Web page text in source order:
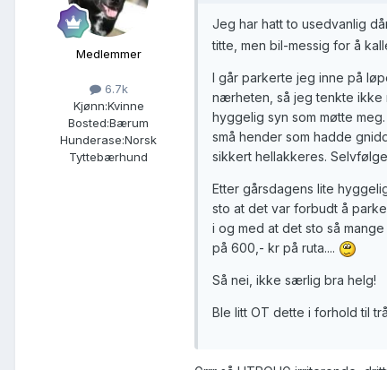
Medlemmer
6.7k
Kjønn:Kvinne
Bosted:Bærum
Hunderase:Norsk
Tyttebærhund
Jeg har hatt to usedvanlig
titte, men bil-messig for å
I går parkerte jeg inne på
nærheten, så jeg tenkte ikke
hyggelig syn som møtte
små hender som hadde
sikkert hellakkeres.
Etter gårsdagens lite
sto at det var forbudt å
i og med at det sto så
på 600,- kr på ruta....
Så nei, ikke særlig bra helg!
Ble litt OT dette i forhold til